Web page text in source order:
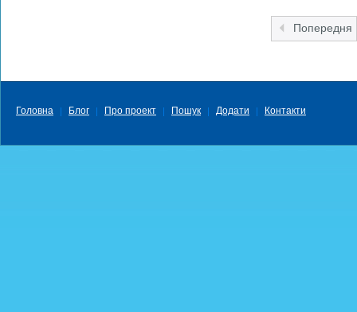
Попередня
Головна Блог Про проект Пошук Додати Контакти